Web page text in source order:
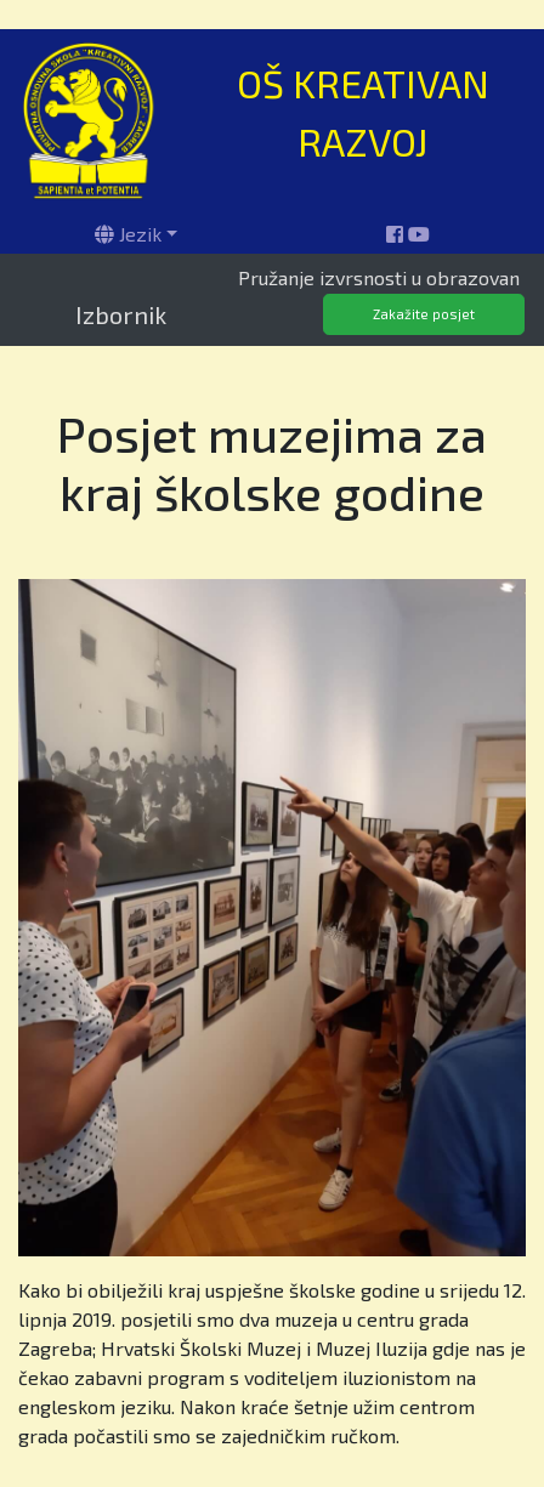
OŠ KREATIVAN
RAZVOJ
Jezik
Izbornik
Pružanje izvrsnosti u obrazovanju od
Zakažite posjet
Posjet muzejima za
kraj školske godine
Kako bi obilježili kraj uspješne školske godine u srijedu 12.
lipnja 2019. posjetili smo dva muzeja u centru grada
Zagreba; Hrvatski Školski Muzej i Muzej Iluzija gdje nas je
čekao zabavni program s voditeljem iluzionistom na
engleskom jeziku. Nakon kraće šetnje užim centrom
grada počastili smo se zajedničkim ručkom.